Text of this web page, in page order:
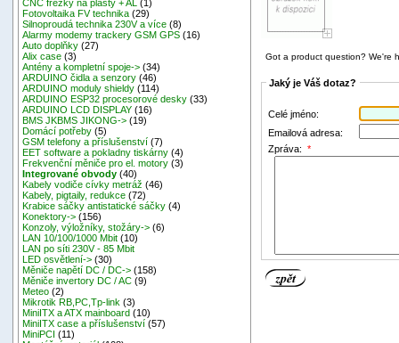
CNC frézky na plasty + AL
(1)
Fotovoltaika FV technika (29)
Silnoproudá technika 230V a více (8)
Alarmy modemy trackery GSM GPS (16)
Auto doplňky (27)
Alix case (3)
Antény a kompletní spoje-> (34)
ARDUINO čidla a senzory (46)
ARDUINO moduly shieldy (114)
ARDUINO ESP32 procesorové desky (33)
ARDUINO LCD DISPLAY (16)
BMS JKBMS JIKONG-> (19)
Domácí potřeby (5)
GSM telefony a příslušenství (7)
EET software a pokladny tiskárny (4)
Frekvenční měniče pro el. motory (3)
Integrované obvody (40)
Kabely vodiče cívky metráž (46)
Kabely, pigtaily, redukce (72)
Krabice sáčky antistatické sáčky (4)
Konektory-> (156)
Konzoly, výložníky, stožáry-> (6)
LAN 10/100/1000 Mbit (10)
LAN po síti 230V - 85 Mbit
LED osvětlení-> (30)
Měniče napětí DC / DC-> (158)
Měniče invertory DC / AC (9)
Meteo (2)
Mikrotik RB,PC,Tp-link (3)
MiniITX a ATX mainboard (10)
MiniITX case a příslušenství (57)
MiniPCI (11)
Got a product question? We're
Jaký je Váš dotaz?
Celé jméno:
Emailová adresa:
Zpráva: *